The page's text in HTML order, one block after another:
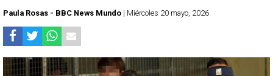
Paula Rosas - BBC News Mundo | Miércoles 20 mayo, 2026